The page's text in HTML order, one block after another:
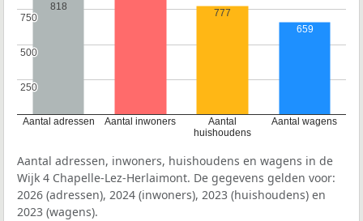
Aantal adressen Aantal inwoners
Aantal
huishoudens
Aantal wagens
250
250
500
500
750
750
818
777
659
Aantal adressen, inwoners, huishoudens en wagens in de
Wijk 4 Chapelle-Lez-Herlaimont. De gegevens gelden voor:
2026 (adressen), 2024 (inwoners), 2023 (huishoudens) en
2023 (wagens).